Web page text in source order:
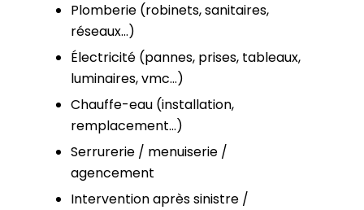
Plomberie (robinets, sanitaires,
réseaux…)
Électricité (pannes, prises, tableaux,
luminaires, vmc…)
Chauffe-eau (installation,
remplacement…)
Serrurerie / menuiserie /
agencement
Intervention après sinistre /